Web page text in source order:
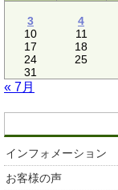
3
4
10
11
17
18
24
25
31
« 7月
インフォメーション
お客様の声